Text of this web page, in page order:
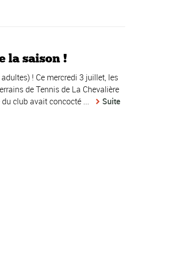
la saison !
! Ce mercredi 3 juillet, les
de Tennis de La Chevalière
club avait concocté ...
Suite